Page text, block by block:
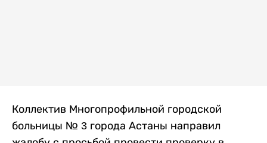
Коллектив Многопрофильной городской
больницы № 3 города Астаны направил